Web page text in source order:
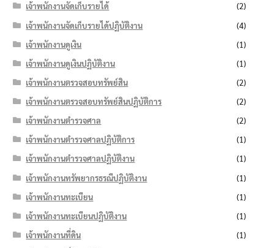
เจ้าพนักงานจัดเก็บรายได้
(2)
เจ้าพนักงานจัดเก็บรายได้ปฏิบัติงาน
(4)
เจ้าพนักงานดูเงิน
(1)
เจ้าพนักงานดูเงินปฏิบัติงาน
(1)
เจ้าพนักงานตรวจสอบทรัพย์สิน
(2)
เจ้าพนักงานตรวจสอบทรัพย์สินปฏิบัติการ
(2)
เจ้าพนักงานตำรวจศาล
(2)
เจ้าพนักงานตำรวจศาลปฏิบัติการ
(1)
เจ้าพนักงานตำรวจศาลปฏิบัติงาน
(1)
เจ้าพนักงานทรัพยากรธรณีปฏิบัติงาน
(1)
เจ้าพนักงานทะเบียน
(1)
เจ้าพนักงานทะเบียนปฏิบัติงาน
(1)
เจ้าพนักงานที่ดิน
(1)